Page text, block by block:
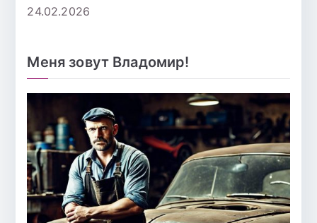
24.02.2026
Меня зовут Владомир!